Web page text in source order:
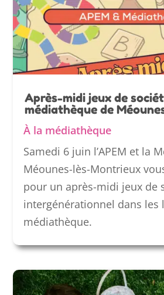
Après-midi jeux de
médiathèque de
À la médiathèque
Samedi 6 juin l’APEM et la
Méounes-lès-Montrieux
pour un après-midi jeux de
intergénérationnel dans les
médiathèque.